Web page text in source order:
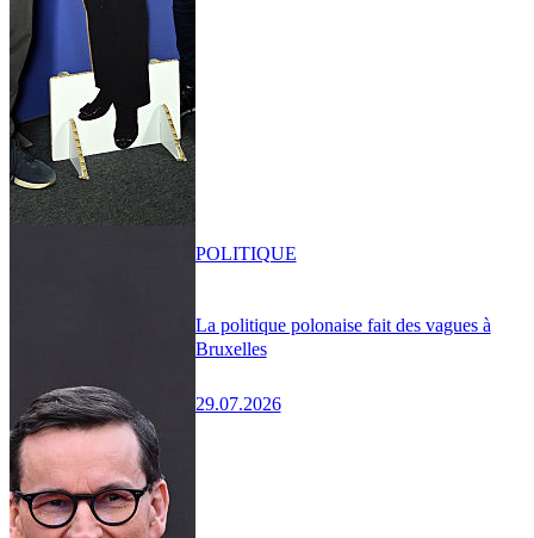
La politique polonaise fait des vagues à
Bruxelles
29.07.2026
POLITIQUE